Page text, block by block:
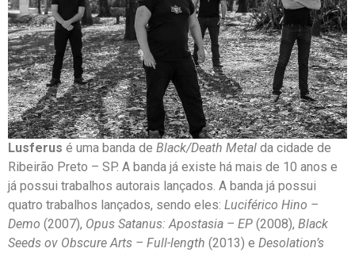
Lusferus é uma banda de Black/Death Metal da cidade de
Ribeirão Preto – SP. A banda já existe há mais de 10 anos e
já possui trabalhos autorais lançados. A banda já possui
quatro trabalhos lançados, sendo eles: Luciférico Hino –
Demo (2007), Opus Satanus: Apostasia – EP (2008), Black
Seeds ov Obscure Arts – Full-length (2013) e Desolation’s